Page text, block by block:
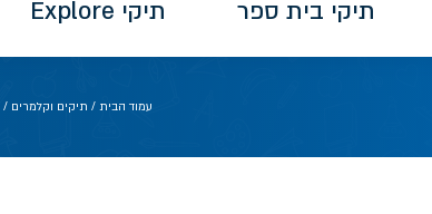
תיקי בית ספר תיקי Explore
עמוד הבית / תיקים וקלמרים /